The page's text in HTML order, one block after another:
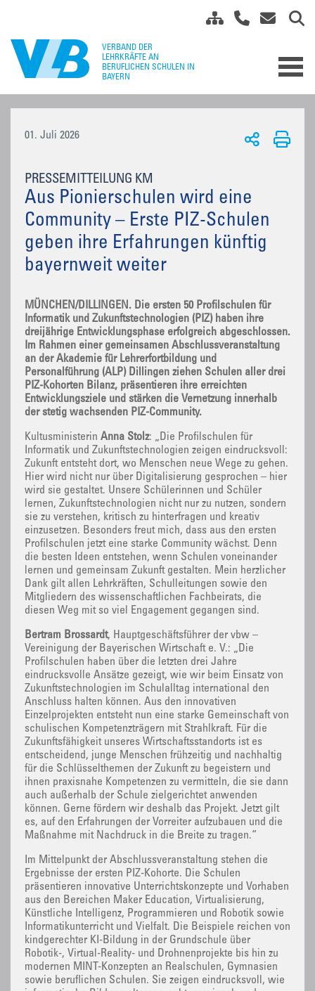
01. Juli 2026
PRESSEMITTEILUNG KM
Aus Pionierschulen wird eine
Community – Erste PIZ-Schulen
geben ihre Erfahrungen künftig
bayernweit weiter
MÜNCHEN/DILLINGEN. Die ersten 50 Profilschulen für
Informatik und Zukunftstechnologien (PIZ) haben ihre
dreijährige Entwicklungsphase erfolgreich abgeschlossen.
Im Rahmen einer gemeinsamen Abschlussveranstaltung
an der Akademie für Lehrerfortbildung und
Personalführung (ALP) Dillingen ziehen Schulen aller drei
PIZ-Kohorten Bilanz, präsentieren ihre erreichten
Entwicklungsziele und stärken die Vernetzung innerhalb
der stetig wachsenden PIZ-Community.
Kultusministerin Anna Stolz: „Die Profilschulen für
Informatik und Zukunftstechnologien zeigen eindrucksvoll:
Zukunft entsteht dort, wo Menschen neue Wege zu gehen.
Hier wird nicht nur über Digitalisierung gesprochen – hier
wird sie gestaltet. Unsere Schülerinnen und Schüler
lernen, Zukunftstechnologien nicht nur zu nutzen, sondern
sie zu verstehen, kritisch zu hinterfragen und kreativ
einzusetzen. Besonders freut mich, dass aus den ersten
Profilschulen jetzt eine starke Community wächst. Denn
die besten Ideen entstehen, wenn Schulen voneinander
lernen und gemeinsam Zukunft gestalten. Mein herzlicher
Dank gilt allen Lehrkräften, Schulleitungen sowie den
Mitgliedern des wissenschaftlichen Fachbeirats, die
diesen Weg mit so viel Engagement gegangen sind.
Bertram Brossardt, Hauptgeschäftsführer der vbw –
Vereinigung der Bayerischen Wirtschaft e. V.: „Die
Profilschulen haben über die letzten drei Jahre
eindrucksvolle Ansätze gezeigt, wie wir beim Einsatz von
Zukunftstechnologien im Schulalltag international den
Anschluss halten können. Aus den innovativen
Einzelprojekten entsteht nun eine starke Gemeinschaft von
schulischen Kompetenzträgern mit Strahlkraft. Für die
Zukunftsfähigkeit unseres Wirtschaftsstandorts ist es
entscheidend, junge Menschen frühzeitig und nachhaltig
für die Schlüsselthemen der Zukunft zu begeistern und
ihnen praxisnahe Kompetenzen zu vermitteln, die sie dann
auch außerhalb der Schule zielgerichtet anwenden
können. Gerne fördern wir deshalb das Projekt. Jetzt gilt
es, auf den Erfahrungen der Vorreiter aufzubauen und die
Maßnahme mit Nachdruck in die Breite zu tragen.“
Im Mittelpunkt der Abschlussveranstaltung stehen die
Ergebnisse der ersten PIZ-Kohorte. Die Schulen
präsentieren innovative Unterrichtskonzepte und Vorhaben
aus den Bereichen Maker Education, Virtualisierung,
Künstliche Intelligenz, Programmieren und Robotik sowie
Informatikunterricht und Vielfalt. Die Beispiele reichen von
kindgerechter KI-Bildung in der Grundschule über
Robotik-, Virtual-Reality- und Drohnenprojekte bis hin zu
modernen MINT-Konzepten an Realschulen, Gymnasien
sowie beruflichen Schulen. Sie zeigen eindrucksvoll, wie